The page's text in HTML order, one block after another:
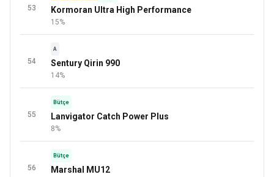
53 Kormoran Ultra High Performance
15%
54
A
Sentury Qirin 990
14%
55
Bütçe
Lanvigator Catch Power Plus
8%
56
Bütçe
Marshal MU12